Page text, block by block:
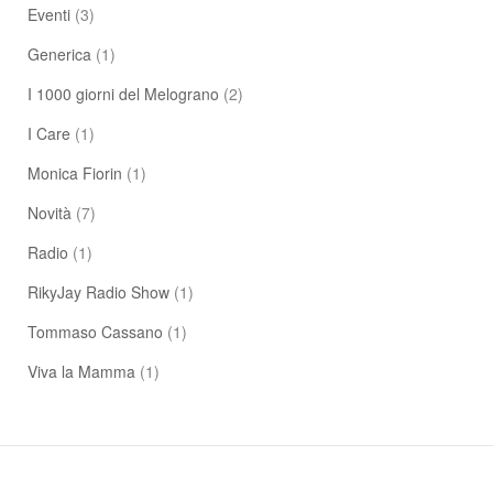
Eventi (3)
Generica (1)
I 1000 giorni del Melograno (2)
I Care (1)
Monica Fiorin (1)
Novità (7)
Radio (1)
RikyJay Radio Show (1)
Tommaso Cassano (1)
Viva la Mamma (1)